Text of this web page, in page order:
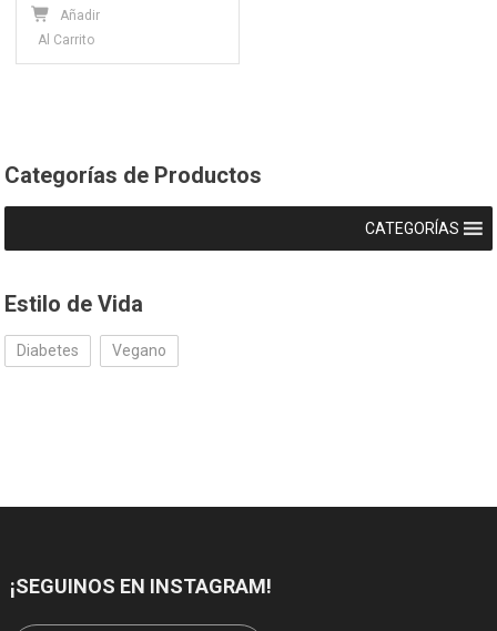
Añadir
Al Carrito
Categorías de Productos
CATEGORÍAS
Estilo de Vida
Diabetes Vegano
¡SEGUINOS EN INSTAGRAM!